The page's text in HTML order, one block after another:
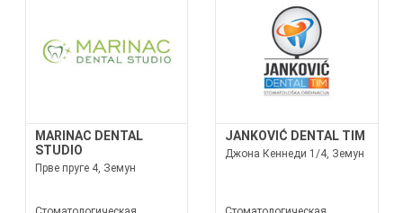
MARINAC DENTAL
STUDIO
Прве пруге 4, Земун
JANKOVIĆ DENTAL TIM
Джона Кеннеди 1/4, Земун